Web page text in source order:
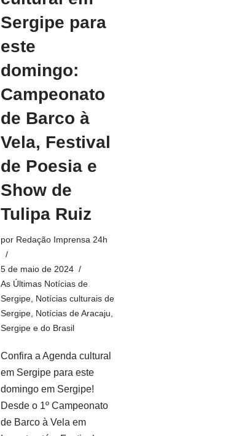
Sergipe para
este
domingo:
Campeonato
de Barco à
Vela, Festival
de Poesia e
Show de
Tulipa Ruiz
por Redação Imprensa 24h
5 de maio de 2024
As Últimas Notícias de
Sergipe Notícias culturais de
Sergipe Notícias de Aracaju,
Sergipe e do Brasil
Confira a Agenda cultural
em Sergipe para este
domingo em Sergipe!
Desde o 1º Campeonato
de Barco à Vela em